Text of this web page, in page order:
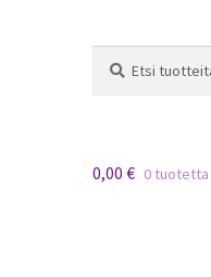
0,00 € 0 tuotetta